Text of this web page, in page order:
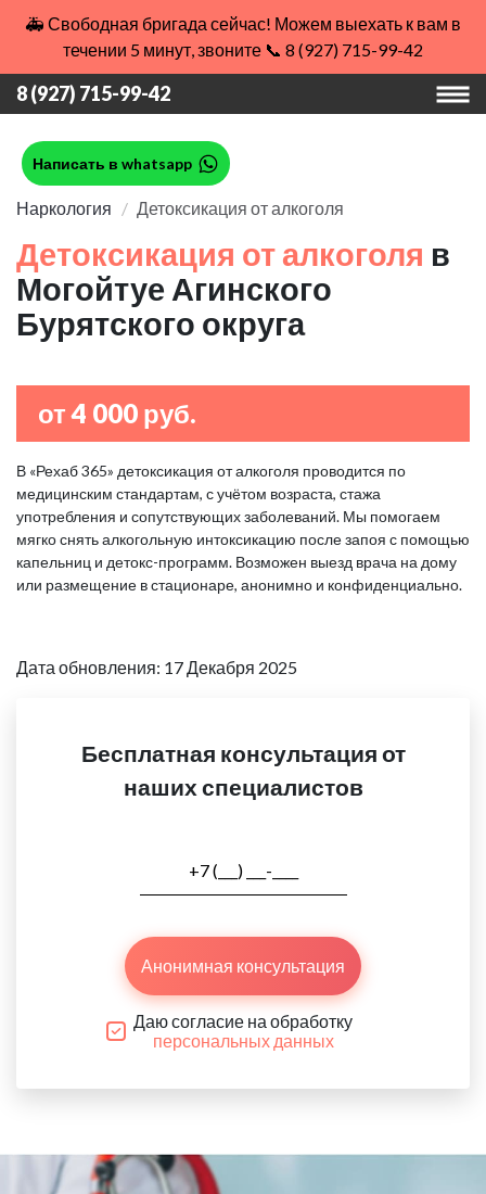
🚑 Свободная бригада сейчас! Можем выехать к вам в
течении 5 минут, звоните 📞 8 (927) 715-99-42
8 (927) 715-99-42
Написать в whatsapp
Наркология Детоксикация от алкоголя
Детоксикация от алкоголя в
Могойтуе Агинского
Бурятского округа
от 4 000 руб.
В «Рехаб 365» детоксикация от алкоголя проводится по
медицинским стандартам, с учётом возраста, стажа
употребления и сопутствующих заболеваний. Мы помогаем
мягко снять алкогольную интоксикацию после запоя с помощью
капельниц и детокс-программ. Возможен выезд врача на дому
или размещение в стационаре, анонимно и конфиденциально.
Дата обновления: 17 Декабря 2025
Бесплатная консультация от
наших специалистов
Анонимная консультация
Даю согласие на обработку
персональных данных